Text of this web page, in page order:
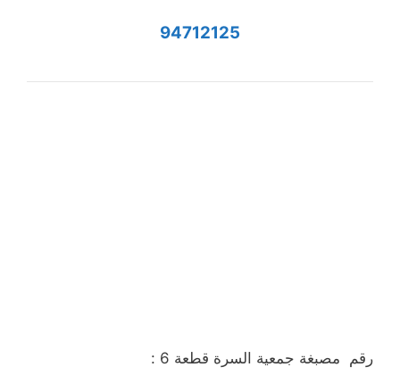
94712125
رقم مصبغة جمعية السرة قطعة 6 :